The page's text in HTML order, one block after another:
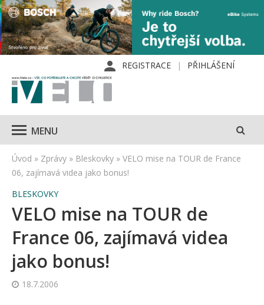
REGISTRACE PŘIHLÁŠENÍ
MENU
Úvod » Zprávy » Bleskovky » VELO mise na TOUR de France
06, zajímavá videa jako bonus!
BLESKOVKY
VELO mise na TOUR de
France 06, zajímavá videa
jako bonus!
18.7.2006